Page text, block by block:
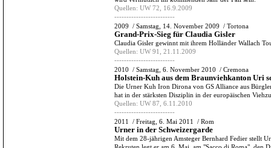
Quellen: UW 72, 16.9.2009
-------------------------
2009 / Samstag, 14. November 2009 / Tortona
Grand-Prix-Sieg für Claudia Gisler
Claudia Gisler gewinnt mit ihrem Holländer Wallach
Quellen: UW 91, 21.11.2009
-------------------------
2010 / Samstag, 6. November 2010 / Cremona
Holstein-Kuh aus dem Braunviehkanton Uri
Die Urner Kuh Iron Dirona von GS Alliance aus
hat in der stärksten Disziplin in der europäischen
Quellen: UW 87, 6.11.2010
-------------------------
2011
/ Freitag, 6. Mai 2011 / Rom
Urner in der Schweizergarde
Mit dem 28-jährigen Amsteger Bernhard Fedier stellt